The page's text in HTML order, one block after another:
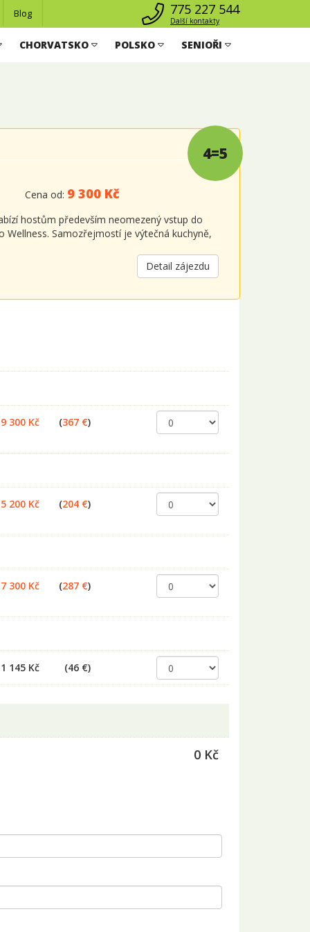
Blog 775 227 544
Další kontakty
CHORVATSKO POLSKO SENIOŘI
4=5
Cena od: 9 300 Kč
hostům především neomezený vstup do
Samozřejmostí je výtečná kuchyně,
Detail zájezdu
9 300 Kč (367 €)
5 200 Kč (204 €)
7 300 Kč (287 €)
1 145 Kč (46 €)
0 Kč